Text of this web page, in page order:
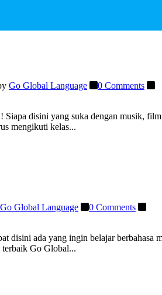
Go Global Language
0 Comments
disini yang suka dengan musik,
mengikuti kelas...
Go Global Language
0 Comments
ada yang ingin belajar berbahasa
terbaik Go Global...